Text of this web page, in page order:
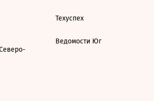
Техуспех
Ведомости Юг